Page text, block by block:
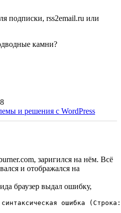
подписки, rss2email.ru или
камни?
и решения с WordPress
заригился на нём. Всё
и отображался на
браузер выдал ошибку,
синтаксическая ошибка